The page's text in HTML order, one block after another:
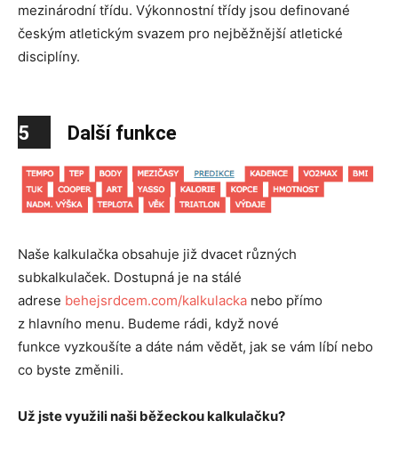
mezinárodní třídu. Výkonnostní třídy jsou definované
českým atletickým svazem pro nejběžnější atletické
disciplíny.
5 Další funkce
Naše kalkulačka obsahuje již dvacet různých
subkalkulaček. Dostupná je na stálé
adrese behejsrdcem.com/kalkulacka nebo přímo
z hlavního menu. Budeme rádi, když nové
funkce vyzkoušíte a dáte nám vědět, jak se vám líbí nebo
co byste změnili.
Už jste využili naši běžeckou kalkulačku?